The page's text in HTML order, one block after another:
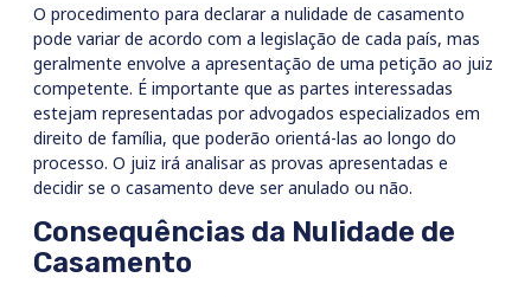
O procedimento para declarar a nulidade de casamento
pode variar de acordo com a legislação de cada país, mas
geralmente envolve a apresentação de uma petição ao juiz
competente. É importante que as partes interessadas
estejam representadas por advogados especializados em
direito de família, que poderão orientá-las ao longo do
processo. O juiz irá analisar as provas apresentadas e
decidir se o casamento deve ser anulado ou não.
Consequências da Nulidade de
Casamento